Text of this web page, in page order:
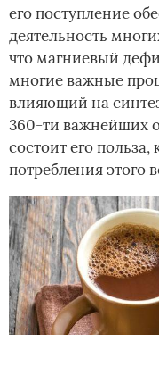
его поступление
деятельность
что магниевый
многие важные
влияющий на
360-ти важнейших
состоит его
потребления этого